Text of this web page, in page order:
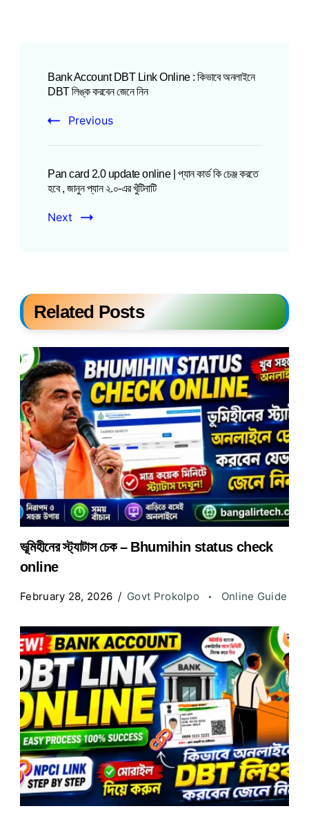
Bank Account DBT Link Online : কিভাবে অনলাইনে
DBT লিঙ্ক করবেন জেনে নিন
Previous
Pan card 2.0 update online | প্যান কার্ড কি চেঞ্জ করতে
হবে , জানুন প্যান ২.০-এর খুঁটিনাটি
Next
Related Posts
ভূমিহীনের স্ট্যাটাস চেক – Bhumihin status check
online
February 28, 2026 Govt Prokolpo Online Guide